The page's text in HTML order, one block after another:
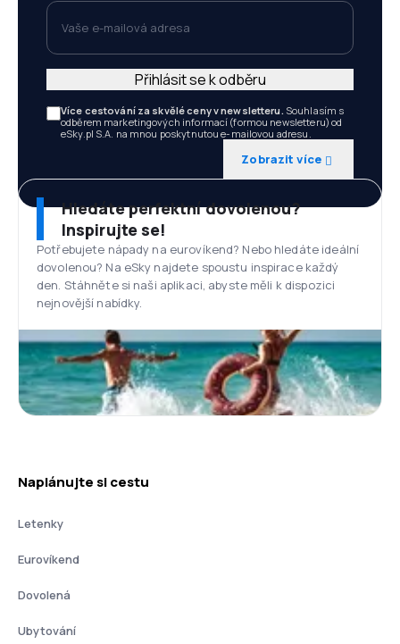
Vaše e-mailová adresa
Více cestování za skvělé ceny v newsletteru. Souhlasím s
odběrem marketingových informací (formou newsletteru) od
eSky.pl S.A. na mnou poskytnutou e-mailovou adresu.
Zobrazit více
Přihlásit se k odběru
Hledáte perfektní dovolenou?
Inspirujte se!
Potřebujete nápady na eurovíkend? Nebo hledáte ideální
dovolenou? Na eSky najdete spoustu inspirace každý
den. Stáhněte si naši aplikaci, abyste měli k dispozici
nejnovější nabídky.
Naplánujte si cestu
Letenky
Eurovíkend
Dovolená
Ubytování